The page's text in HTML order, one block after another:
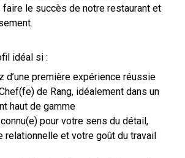
faire le succès de notre restaurant et
idéal si :
d’une première expérience réussie
de Rang, idéalement dans un
haut de gamme
pour votre sens du détail,
relationnelle et votre goût du travail